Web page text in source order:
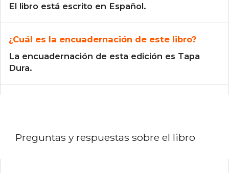
El libro está escrito en Español.
¿Cuál es la encuadernación de este libro?
La encuadernación de esta edición es Tapa
Dura.
Preguntas y respuestas sobre el libro